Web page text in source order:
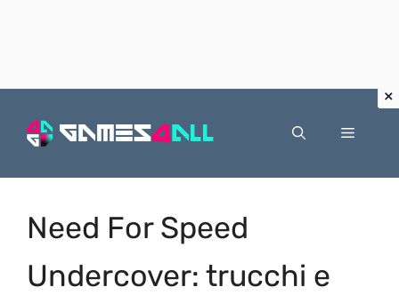
Menu
Need For Speed
Undercover: trucchi e